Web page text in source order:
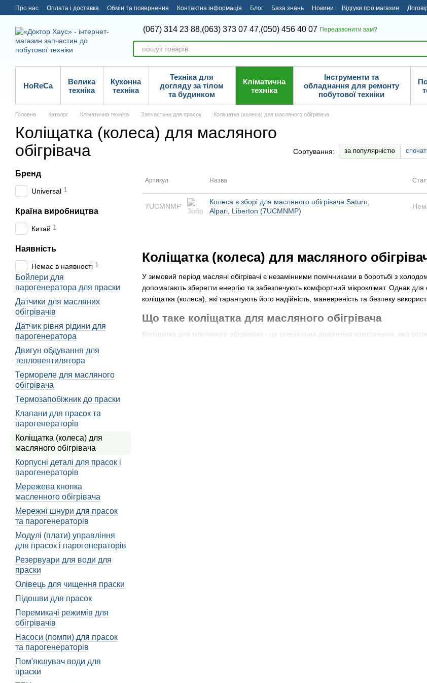
Перейти до основного контенту
Про нас Оплата і доставка Обмін та повернення Контактна інформація Блог База знань Новини Відгуки про магазин
(067) 314 23 88,(063) 373 07 47,(050) 456 40 07 Передзвонити вам?
HoReCa
Велика
техніка
Кухонна
техніка
Техніка для
догляду за тілом
та будинком
Кліматична
техніка
Інструменти та
обладнання для ремонту
побутової техніки
Головна Каталог Кліматична техніка Запчастини для прасок Коліщатка (колеса) для масляного обігрівача
Коліщатка (колеса) для масляного
обігрівача
Сортування: за популярністю
Коліщатка (колеса) для масляного
У зимовий період масляні обігрівачі є незамінними помічниками в боротьбі з
допомагають зберегти енергію та забезпечують комфортний мікроклімат. Однак для
коліщатка (колеса), які гарантують його надійність, маневреність та безпеку
Що таке коліщатка для масляного обігрівача
Коліщатка для масляного обігрівача - це спеціальна додаткова компонента, яка
Артикул Назва
7UCMNMP
Колеса в зборі для масляного обігрівача Saturn,
Alpari, Liberton (7UCMNMP)
Бренд
Universal 1
Країна виробництва
Китай 1
Наявність
Немає в наявності 1
Бойлери для
парогенератора для праски
Датчики для масляних
обігрівачів
Датчик рівня рідини для
парогенератора
Двигун обдування для
тепловентилятора
Термореле для масляного
обігрівача
Термозапобіжник до праски
Клапани для прасок та
парогенераторів
Коліщатка (колеса) для
масляного обігрівача
Корпусні деталі для прасок і
парогенераторів
Мережева кнопка
масленного обігрівача
Мережні шнури для прасок
та парогенераторів
Модулі (плати) управління
для прасок і парогенераторів
Резервуари для води для
праски
Олівець для чищення праски
Підошви для прасок
Перемикачі режимів для
обігрівачів
Насоси (помпи) для прасок
та парогенераторів
Пом'якшувач води для
праски